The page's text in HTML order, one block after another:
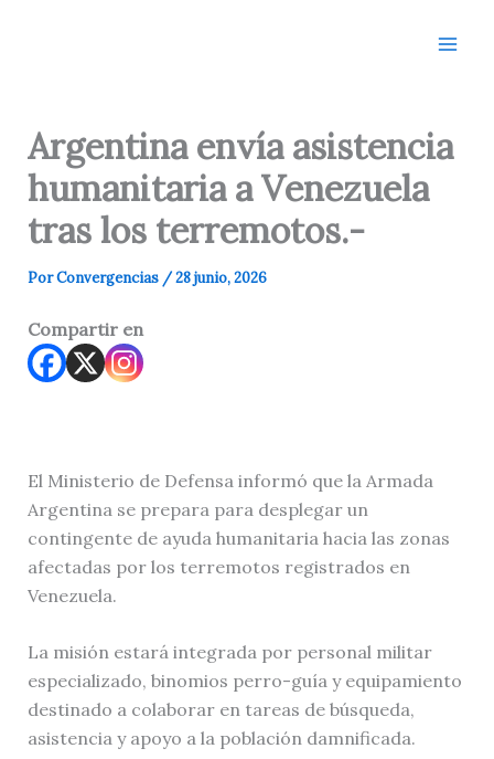
Argentina envía asistencia
humanitaria a Venezuela
tras los terremotos.-
PorConvergencias /28 junio, 2026
Compartir en
El Ministerio de Defensa informó que la Armada
Argentina se prepara para desplegar un
contingente de ayuda humanitaria hacia las zonas
afectadas por los terremotos registrados en
Venezuela.
La misión estará integrada por personal militar
especializado, binomios perro-guía y equipamiento
destinado a colaborar en tareas de búsqueda,
asistencia y apoyo a la población damnificada.